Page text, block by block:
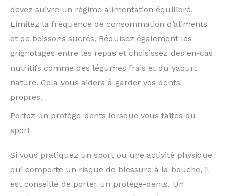
devez suivre un régime alimentation équilibré.
Limitez la fréquence de consommation d’aliments
et de boissons sucrés. Réduisez également les
grignotages entre les repas et choisissez des en-cas
nutritifs comme des légumes frais et du yaourt
nature. Cela vous aidera à garder vos dents
propres.
Portez un protège-dents lorsque vous faites du
sport
Si vous pratiquez un sport ou une activité physique
qui comporte un risque de blessure à la bouche, il
est conseillé de porter un protège-dents. Un